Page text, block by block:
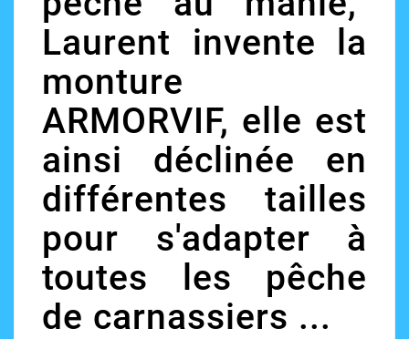
Laurent invente la
monture
ARMORVIF, elle est
ainsi déclinée en
différentes tailles
pour s'adapter à
toutes les pêche
de carnassiers ...